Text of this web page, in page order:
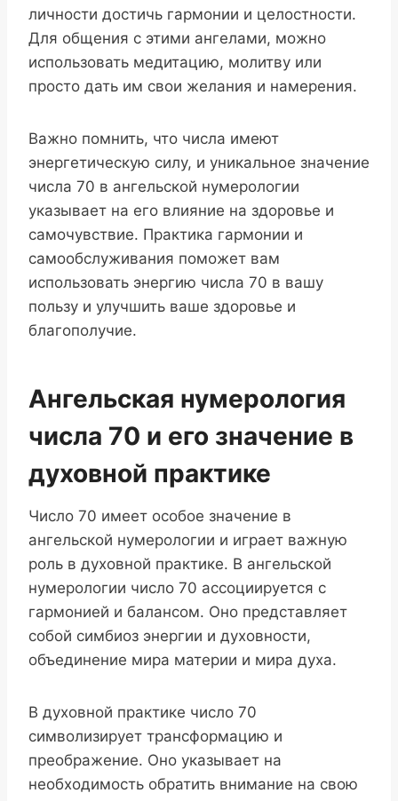
личности достичь гармонии и целостности.
Для общения с этими ангелами, можно
использовать медитацию, молитву или
просто дать им свои желания и намерения.
Важно помнить, что числа имеют
энергетическую силу, и уникальное значение
числа 70 в ангельской нумерологии
указывает на его влияние на здоровье и
самочувствие. Практика гармонии и
самообслуживания поможет вам
использовать энергию числа 70 в вашу
пользу и улучшить ваше здоровье и
благополучие.
Ангельская нумерология
числа 70 и его значение в
духовной практике
Число 70 имеет особое значение в
ангельской нумерологии и играет важную
роль в духовной практике. В ангельской
нумерологии число 70 ассоциируется с
гармонией и балансом. Оно представляет
собой симбиоз энергии и духовности,
объединение мира материи и мира духа.
В духовной практике число 70
символизирует трансформацию и
преображение. Оно указывает на
необходимость обратить внимание на свою